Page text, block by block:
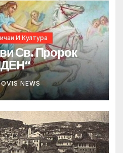
И Култура
Св. Пророк
NEWS